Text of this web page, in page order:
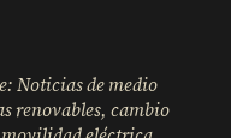
Noticias de medio
renovables, cambio